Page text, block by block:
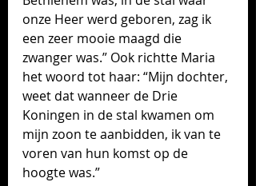
onze Heer werd geboren, zag ik
een zeer mooie maagd die
zwanger was.” Ook richtte Maria
het woord tot haar: “Mijn dochter,
weet dat wanneer de Drie
Koningen in de stal kwamen om
mijn zoon te aanbidden, ik van te
voren van hun komst op de
hoogte was.”